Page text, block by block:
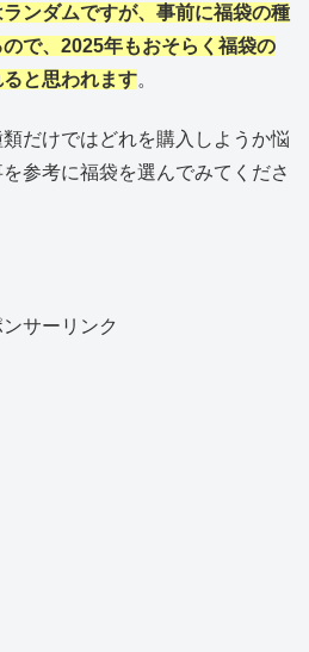
ンダムですが、事前に福袋の種
で、2025年もおそらく福袋の
と思われます。
だけではどれを購入しようか悩
参考に福袋を選んでみてくださ
ンサーリンク